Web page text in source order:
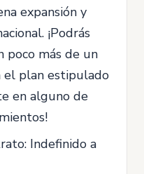
expansión y
¡Podrás
poco más de un
el plan estipulado
en alguno de
Indefinido a